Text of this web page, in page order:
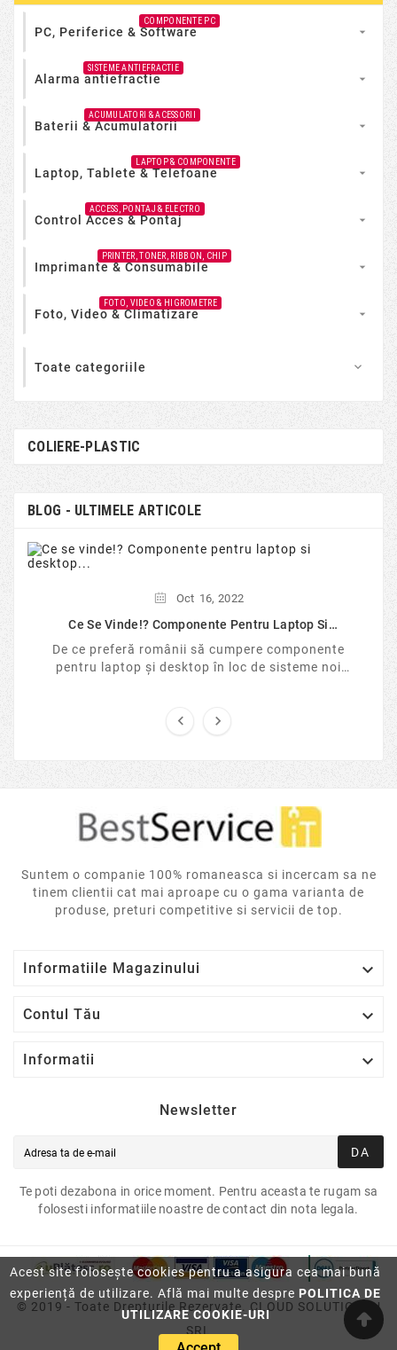
Acest site folosește cookies pentru a asigura cea mai bună
experiență de utilizare. Află mai multe despre POLITICA DE
UTILIZARE COOKIE-URI
PC, Periferice & Software
COMPONENTE PC

Alarma antiefractie
SISTEME ANTIEFRACTIE

Baterii & Acumulatorii
ACUMULATORI & ACESSORII

Laptop, Tablete & Telefoane
LAPTOP & COMPONENTE

Control Acces & Pontaj
ACCESS, PONTAJ & ELECTRO

Imprimante & Consumabile
PRINTER, TONER, RIBBON, CHIP

Foto, Video & Climatizare
FOTO, VIDEO & HIGROMETRE

Toate categoriile 
COLIERE-PLASTIC
BLOG - ULTIMELE ARTICOLE
Oct 16, 2022
Ce Se Vinde!? Componente Pentru Laptop Si
De ce preferă românii să cumpere componente
pentru laptop și desktop în loc de sisteme noi
 
Suntem o companie 100% romaneasca si incercam sa ne
tinem clientii cat mai aproape cu o gama varianta de
produse, preturi competitive si servicii de top.
Informatiile Magazinului 
Contul Tău 
Informatii 
Newsletter
DA
Te poti dezabona in orice moment. Pentru aceasta te rugam sa
folosesti informatiile noastre de contact din nota legala.
© 2019 - Toate Drepturile Rezervate. CLOUD SOLUTION2U
SRL